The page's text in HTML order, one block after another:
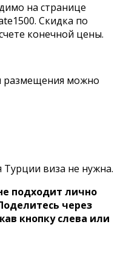
на странице
Скидка по
конечной цены.
размещения можно
виза не нужна.
подходит лично
через
кнопку слева или